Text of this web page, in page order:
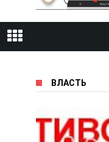
ВЛАСТЬ